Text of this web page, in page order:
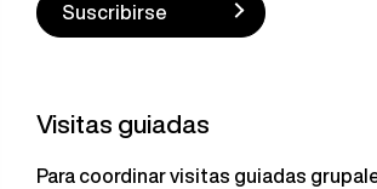
Suscribirse
Visitas guiadas
Para coordinar visitas guiadas